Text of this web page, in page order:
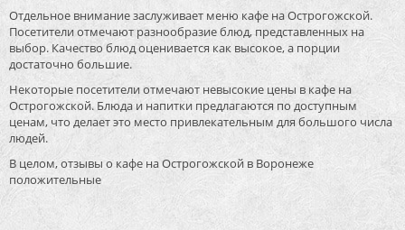
Отдельное внимание заслуживает меню кафе на Острогожской.
Посетители отмечают разнообразие блюд, представленных на
выбор. Качество блюд оценивается как высокое, а порции
достаточно большие.
Некоторые посетители отмечают невысокие цены в кафе на
Острогожской. Блюда и напитки предлагаются по доступным
ценам, что делает это место привлекательным для большого числа
людей.
В целом, отзывы о кафе на Острогожской в Воронеже
положительные